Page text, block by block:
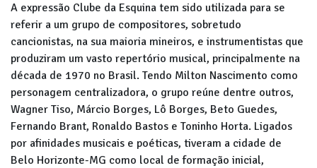
A expressão Clube da Esquina tem sido utilizada para se
referir a um grupo de compositores, sobretudo
cancionistas, na sua maioria mineiros, e instrumentistas que
produziram um vasto repertório musical, principalmente na
década de 1970 no Brasil. Tendo Milton Nascimento como
personagem centralizadora, o grupo reúne dentre outros,
Wagner Tiso, Márcio Borges, Lô Borges, Beto Guedes,
Fernando Brant, Ronaldo Bastos e Toninho Horta. Ligados
por afinidades musicais e poéticas, tiveram a cidade de
Belo Horizonte-MG como local de formação inicial,